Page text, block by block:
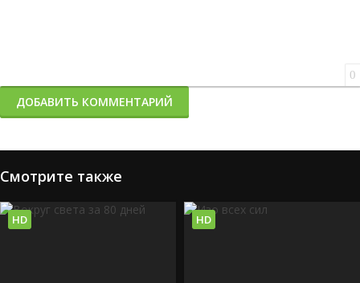
0
ДОБАВИТЬ КОММЕНТАРИЙ
Смотрите также
HD HD